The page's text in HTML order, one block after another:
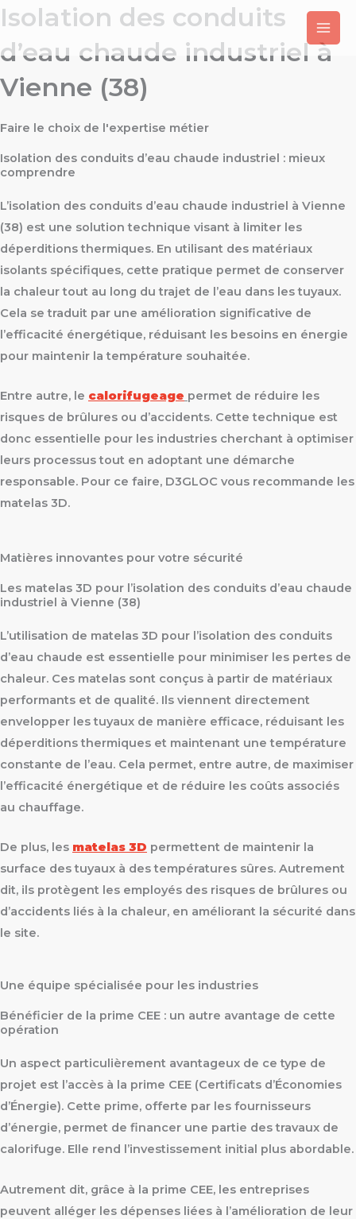
Aller
au
contenu
Isolation des conduits
d’eau chaude industriel à
Vienne (38)
Faire le choix de l'expertise métier
Isolation des conduits d’eau chaude industriel : mieux
comprendre
L’isolation des conduits d’eau chaude industriel à Vienne
(38) est une solution technique visant à limiter les
déperditions thermiques. En utilisant des matériaux
isolants spécifiques, cette pratique permet de conserver
la chaleur tout au long du trajet de l’eau dans les tuyaux.
Cela se traduit par une amélioration significative de
l’efficacité énergétique, réduisant les besoins en énergie
pour maintenir la température souhaitée.
Entre autre, le calorifugeage permet de réduire les
risques de brûlures ou d’accidents. Cette technique est
donc essentielle pour les industries cherchant à optimiser
leurs processus tout en adoptant une démarche
responsable. Pour ce faire, D3GLOC vous recommande les
matelas 3D.
Matières innovantes pour votre sécurité
Les matelas 3D pour l’isolation des conduits d’eau chaude
industriel à Vienne (38)
L’utilisation de matelas 3D pour l’isolation des conduits
d’eau chaude est essentielle pour minimiser les pertes de
chaleur. Ces matelas sont conçus à partir de matériaux
performants et de qualité. Ils viennent directement
envelopper les tuyaux de manière efficace, réduisant les
déperditions thermiques et maintenant une température
constante de l’eau. Cela permet, entre autre, de maximiser
l’efficacité énergétique et de réduire les coûts associés
au chauffage.
De plus, les matelas 3D permettent de maintenir la
surface des tuyaux à des températures sûres. Autrement
dit, ils protègent les employés des risques de brûlures ou
d’accidents liés à la chaleur, en améliorant la sécurité dans
le site.
Une équipe spécialisée pour les industries
Bénéficier de la prime CEE : un autre avantage de cette
opération
Un aspect particulièrement avantageux de ce type de
projet est l’accès à la prime CEE (Certificats d’Économies
d’Énergie). Cette prime, offerte par les fournisseurs
d’énergie, permet de financer une partie des travaux de
calorifuge. Elle rend l’investissement initial plus abordable.
Autrement dit, grâce à la prime CEE, les entreprises
peuvent alléger les dépenses liées à l’amélioration de leur